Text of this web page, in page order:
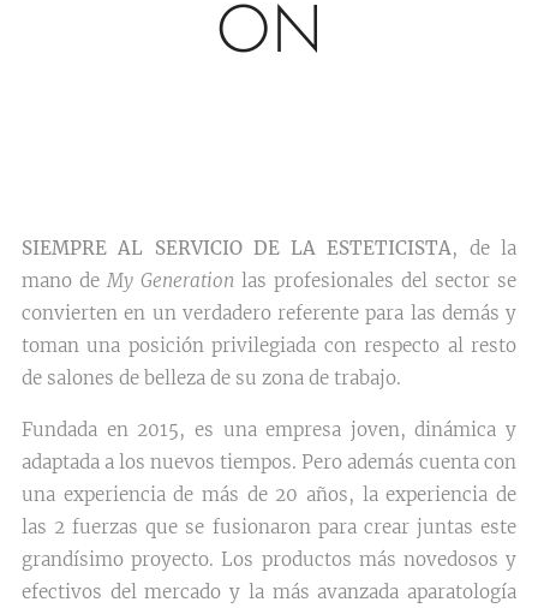
ON
SIEMPRE AL SERVICIO DE LA ESTETICISTA, de la
mano de My Generation las profesionales del sector se
convierten en un verdadero referente para las demás y
toman una posición privilegiada con respecto al resto
de salones de belleza de su zona de trabajo.
Fundada en 2015, es una empresa joven, dinámica y
adaptada a los nuevos tiempos. Pero además cuenta con
una experiencia de más de 20 años, la experiencia de
las 2 fuerzas que se fusionaron para crear juntas este
grandísimo proyecto. Los productos más novedosos y
efectivos del mercado y la más avanzada aparatología